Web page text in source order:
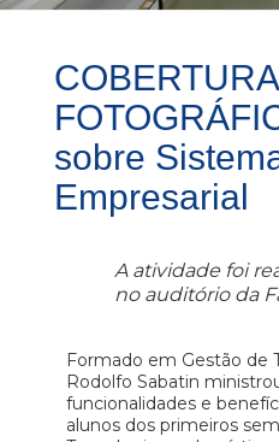
COBERTURA
sobre
Empresarial
A atividade foi
no auditório da
Formado em Gestão de
Rodolfo Sabatin
funcionalidades e
alunos dos primeiros